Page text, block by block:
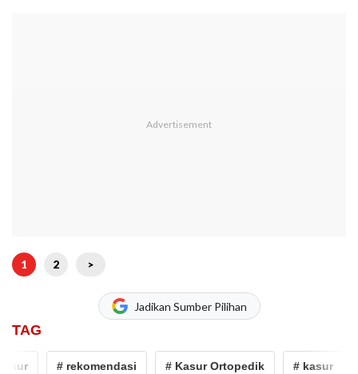
1 2 >
Jadikan Sumber Pilihan
TAG
# rekomendasi # Kasur Ortopedik # kasur